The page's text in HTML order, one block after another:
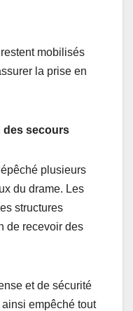
mobilisés
la prise en
des secours
plusieurs
du drame. Les
structures
de recevoir des
et de sécurité
empêché tout